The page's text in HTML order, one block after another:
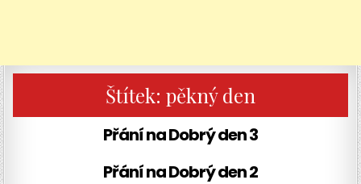
Štítek: pěkný den
Přání na Dobrý den 3
Přání na Dobrý den 2